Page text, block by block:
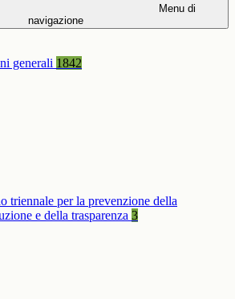
Menu di
navigazione
generali 1842
triennale per la prevenzione della
e della trasparenza 3